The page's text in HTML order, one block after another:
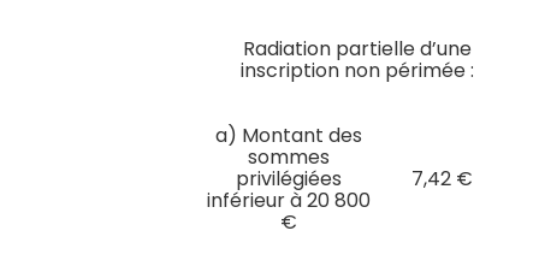
Radiation partielle d’une
inscription non périmée :
a) Montant des
sommes
privilégiées
inférieur à 20 800
€
7,42 €